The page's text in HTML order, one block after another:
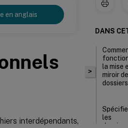
en anglais
interdépendants,
>
DANS
la mise
miroir
dossiers
les